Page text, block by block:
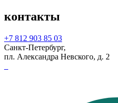
контакты
+7 812 903 85 03
Санкт-Петербург,
пл. Александра Невского, д. 2